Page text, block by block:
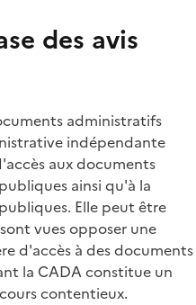
des avis
administratifs
indépendante
aux documents
ainsi qu'à la
Elle peut être
vues opposer une
d'accès à des documents
la CADA constitue un
contentieux.